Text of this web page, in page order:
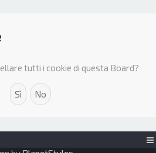
tutti i cookie di questa Board?